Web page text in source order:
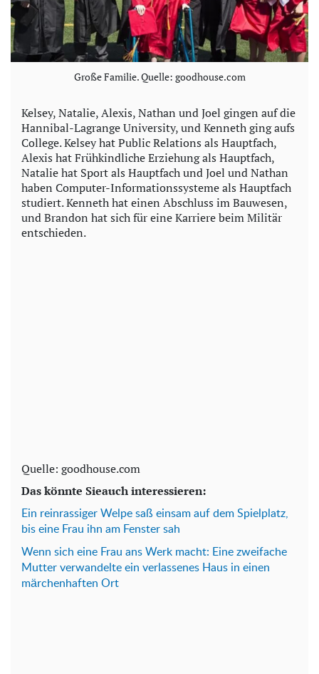
Große Familie. Quelle: goodhouse.com
Kelsey, Natalie, Alexis, Nathan und Joel gingen auf die
Hannibal-Lagrange University, und Kenneth ging aufs
College. Kelsey hat Public Relations als Hauptfach,
Alexis hat Frühkindliche Erziehung als Hauptfach,
Natalie hat Sport als Hauptfach und Joel und Nathan
haben Computer-Informationssysteme als Hauptfach
studiert. Kenneth hat einen Abschluss im Bauwesen,
und Brandon hat sich für eine Karriere beim Militär
entschieden.
Quelle: goodhouse.com
Das könnte Sieauch interessieren:
Ein reinrassiger Welpe saß einsam auf dem Spielplatz,
bis eine Frau ihn am Fenster sah
Wenn sich eine Frau ans Werk macht: Eine zweifache
Mutter verwandelte ein verlassenes Haus in einen
märchenhaften Ort